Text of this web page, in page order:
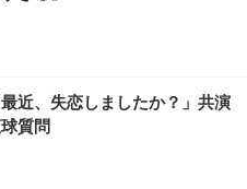
近、失恋しましたか？」共演
質問